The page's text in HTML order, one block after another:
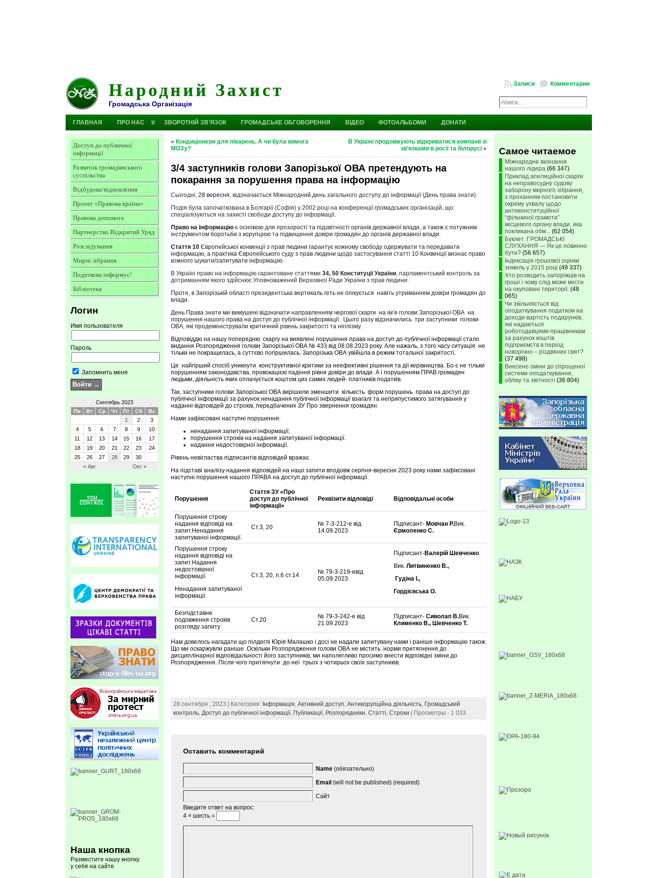
Народний Захист
Громадська Організація
Комментарии
Записи
ГЛАВНАЯ ПРО НАС ЗВОРОТНІЙ ЗВ’ЯЗОК ГРОМАДСЬКЕ ОБГОВОРЕННЯ ВІДЕО ФОТОАЛЬБОМИ ДОНАТИ
Доступ до публичної
інформації
Развиток громадянського
суспільства
Відбудова/відновлення
Проект «Правова країна»
Правова допомога
Партнерство Відкритий Уряд
Розслідування
Мирні зібрання
Податкова інформує!
Бібліотека
Логин
Имя пользователя
Пароль
Запомнить меня
Сентябрь 2023
Пн
Вт Ср Чт Пт Сб Вс
« Авг Окт »
1 2
3
4
5 6 7 8 9
10
11
12 13 14 15 16
17
18
19 20 21 22 23
24
25
26 27 28 29 30
Наша кнопка
Разместите нашу кнопку
у себя на сайте
« Кондиціонери для лікарень. А чи була вимога
МОЗу?
В Україні продовжують відкриватися компанії зі
зв’язками в росії та білорусі »
3/4 заступників голови Запорізької ОВА претендують на
покарання за порушення права на інформацію
Сьогодні,28 вересня, відзначається Міжнародний день загального доступу до інформації (День права знати).
Подія була започаткована в Болгарії (Софія) у 2002 році на конференції громадських організацій, що
спеціалізуються на захисті свободи доступу до інформації.
Право на інформацію є основою для прозорості та підзвітності органів державної влади, а також є потужним
інструментом боротьби з корупцією та підвищення довіри громадян до органів державної влади.
Стаття 10 Європейської конвенції з прав людини гарантує кожному свободу одержувати та передавати
інформацію, а практика Європейського суду з прав людини щодо застосування статті 10 Конвенції визнає право
кожного шукати/запитувати інформацію.
В Україні право на інформацію гарантоване статтями34, 50 Конституції України, парламентський контроль за
дотриманням якого здійснює Уповноважений Верховної Ради України з прав людини.
Проте, в Запорізькій області президентська вертикаль геть не опікується навіть утриманням довіри громадян до
влади.
День Права знати ми вимушені відзначати направленням чергової скарги на ім’я голови Запорізької ОВА на
порушення нашого права на доступ до публічної інформації. Цього разу відзначились три заступники голови
ОВА, які продемонстрували критичний рівень закритості та нігілізму.
Відповіддю на нашу попередню скаргу на виявлені порушення права на доступ до публічної інформації стало
видання Розпорядження голови Запорізької ОВА № 433 від 08.08.2023 року. Але нажаль, з того часу ситуація не
тільки не покращилась, а суттєво погіршилась. Запорізька ОВА увійшла в режим тотальної закритості.
Це найгірший спосіб уникнути конструктивної критики за неефективні рішення та дії керівництва. Бо є не тільки
порушенням законодавства, провокацією падіння рівня довіри до влади. А і порушенням ПРАВ громадян
людьми, діяльність яких оплачується коштом цих самих людей- платників податків.
Так, заступники голови Запорізької ОВА вирішили зменшити кількість форм порушень права на доступ до
публічної інформації за рахунок ненадання публічної інформації взагалі та неприпустимого затягування у
наданні відповідей до строків, передбачених ЗУ Про звернення громадян.
Нами зафіксовані наступні порушення:
ненадання запитуваної інформації;
порушення строків на надання запитуваної інформації.
надання недостовірної інформації.
Рівень невігластва підписантів відповідей вражає.
На підставі аналізу надання відповідей на наші запити вподовж серпня-вересня 2023 року нами зафіксовані
наступні порушення нашого ПРАВА на доступ до публічної інформації.
Порушення
Стаття ЗУ «Про
доступ до публічної
інформації»
Реквізити відповіді Відповідальні особи
Порушення строку
надання відповіді на
запит.Ненадання
запитуваної інформації.
Ст.3, 20
№ 7-3-212-е від
14.09.2023
Підписант- Мовчан Р.Вик.
Єрмоленко С.
Порушення строку
надання відповіді на
запит.Надання
недостовірної
інформації.
Ненадання запитуваної
інформації.
Ст.3, 20, п.6 ст.14
№ 79-3-219-евід
05.09.2023
Підписант-Валерій Шевченко.
Вик.Литвиненко В.,
Гудіна І.,
Гордієвська О.
Безпідставне
подовження строків
розгляду запиту
Ст.20
№ 79-3-242-е від
21.09.2023
Підписант-Сиволап В.Вик.
Клименко В., Шевченко Т.
Нам довелось нагадати що пілдеглі Юрія Малашко і досі не надали запитувану нами і раніше інформацію також.
Що ми оскаржувли раніше. Оскільки Розпорядження голови ОВА не містить норми притягнення до
дисциплінарної відповідальності його заступників, ми наполегливо просимо внести відповідні зміни до
Розпорядження. Після чого притягнути до неї трьох з чотирьох своїх заступників.
28 сентября , 2023 | Категория: Інформація,Активний доступ,Антикорупційна діяльність, Громадський
контроль,Доступ до публичної інформації, Публикації, Розпорядники,Статті,Строки | Просмотры - 1 033
Оставить комментарий
Name (обязательно)
Email (will not be published) (required)
Сайт
Введите ответ на вопрос:
4 × шесть =
Самое читаемое
Міжнародне визнання
нашого лідера (66 347)
Приклад апеляційної скарги
на неправосудну судову
заборону мирного зібрання,
з проханням постановити
окрему ухвалу щодо
антиконституційної
“фільчиної грамоти”
місцевого органу влади, яка
покликана обм... (62 054)
Буклет: ГРОМАДСЬКІ
СЛУХАННЯ — Як це повинно
бути? (56 657)
Індексація грошової оцінки
земель у 2015 році (49 337)
Хто розводить запоріжців на
гроші і чому слід може вести
на окуповані території. (48
065)
Чи звільняється від
оподаткування податком на
доходи вартість подарунків,
які надаються
роботодавцями працівникам
за рахунок коштів
підприємств в період
новорічно – різдвяних свят?
(37 498)
Внесено зміни до спрощеної
системи оподаткування,
обліку та звітності (36 804)